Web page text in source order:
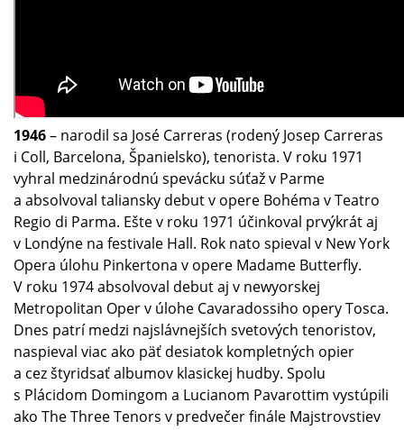
1946– narodil sa José Carreras (rodený Josep Carreras
i Coll, Barcelona, Španielsko), tenorista. V roku 1971
vyhral medzinárodnú spevácku súťaž v Parme
a absolvoval taliansky debut v opere Bohéma v Teatro
Regio di Parma. Ešte v roku 1971 účinkoval prvýkrát aj
v Londýne na festivale Hall. Rok nato spieval v New York
Opera úlohu Pinkertona v opere Madame Butterfly.
V roku 1974 absolvoval debut aj v newyorskej
Metropolitan Oper v úlohe Cavaradossiho opery Tosca.
Dnes patrí medzi najslávnejších svetových tenoristov,
naspieval viac ako päť desiatok kompletných opier
a cez štyridsať albumov klasickej hudby. Spolu
s Plácidom Domingom a Lucianom Pavarottim vystúpili
ako The Three Tenors v predvečer finále Majstrovstiev